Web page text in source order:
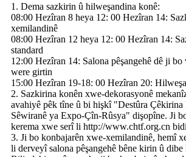
1. Dema sazkirin û hilweşandina konê:
08:00 Hezîran 8 heya 12: 00 Hezîran 14:
xemilandinê
08:00 Hezîran 12 heya 12: 00 Hezîran 14:
standard
12:00 Hezîran 14: Salona pêşangehê dê ji
were girtin
15:00 Hezîran 19-18: 00 Hezîran 20:
2. Sazkirina konên xwe-dekorasyonê
avahiyê pêk tîne û bi hişkî "Destûra
Sêwiranê ya Expo-Çîn-Rûsya" dişopîne. Ji
kerema xwe serî li http://www.chtf.org.cn
3. Ji bo konbajarên xwe-xemilandinê, hemî
li derveyî salona pêşangehê bêne kirin û